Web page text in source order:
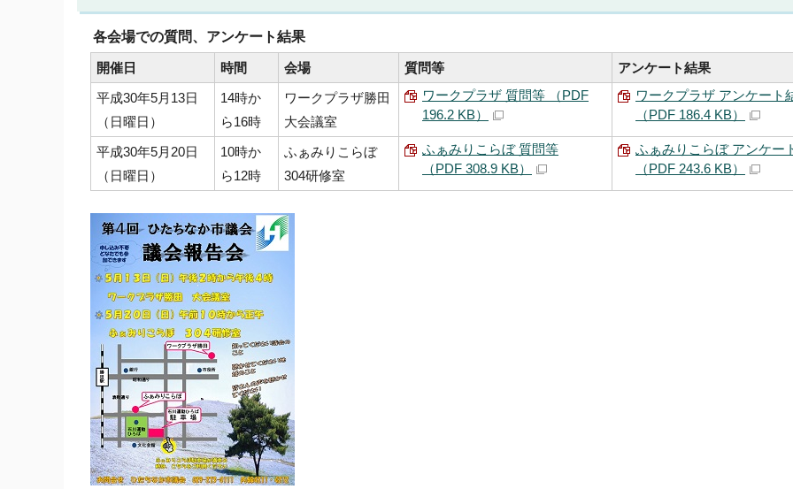
各会場での質問、アンケート結果
開催日 時間 会場 質問等
アンケート結果
平成30年5月13日
（日曜日）
14時か
ら16時
ワークプラザ勝田
大会議室
ワークプラザ 質問等 （PDF
196.2 KB）
ワークプラザ アンケート
（PDF 186.4 KB）
平成30年5月20日
（日曜日）
10時か
ら12時
ふぁみりこらぼ
304研修室
ふぁみりこらぼ 質問等
（PDF 308.9 KB）
ふぁみりこらぼ アンケー
（PDF 243.6 KB）